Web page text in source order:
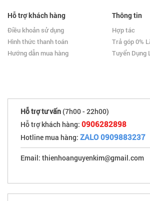
Hỗ trợ khách hàng
Điều khoản sử dụng
Hình thức thanh toán
Hướng dẫn mua hàng
Thông tin
Hợp tác
Trả góp 0%
Tuyển Dụng
Hỗ trợ tư vấn (7h00 - 22h00)
Hỗ trợ khách hàng: 0906282898
Hotline mua hàng: ZALO 0909883237
Email: thienhoanguyenkim@gmail.com